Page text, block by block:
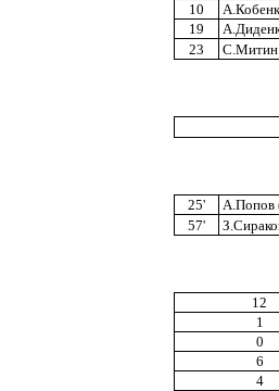
10
19
23
С.Митин
25'
А.Попов
57'
12
1
0
6
4